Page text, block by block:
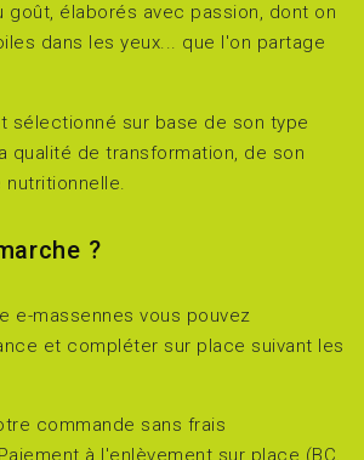
goût, élaborés avec passion, dont on
dans les yeux... que l'on partage
sélectionné sur base de son type
qualité de transformation, de son
?
e-massennes vous pouvez
et compléter sur place suivant les
commande sans frais
à l'enlèvement sur place (BC,